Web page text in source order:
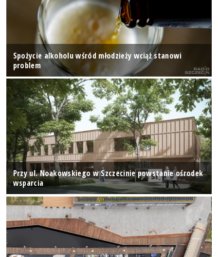
Spożycie alkoholu wśród młodzieży wciąż stanowi
problem
Przy ul. Noakowskiego w Szczecinie powstanie ośrodek
wsparcia